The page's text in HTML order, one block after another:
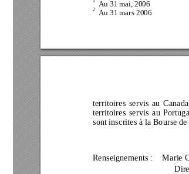
  Au 31 m
ai, 2006
2
  Au 31 mars 2006
territoires servis au
territoires servis au
sont inscrites à la Bourse
Renseignements :